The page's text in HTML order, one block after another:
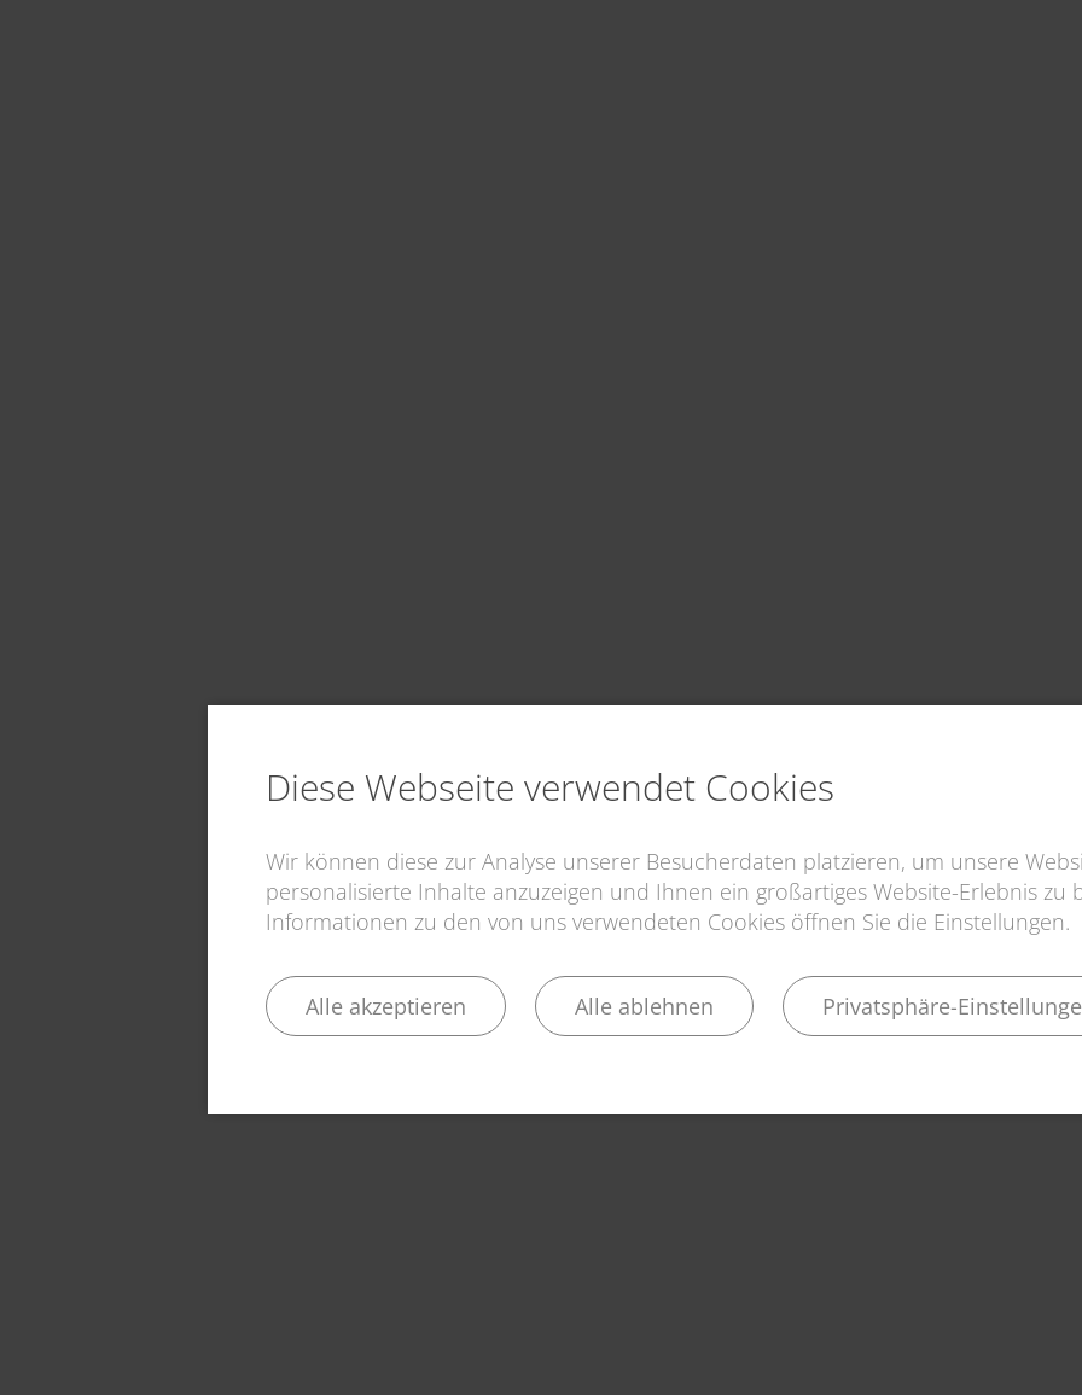
Diese Webseite verwendet Cookies
Wir können diese zur Analyse unserer Besucherdaten platzieren, um unsere
personalisierte Inhalte anzuzeigen und Ihnen ein großartiges Website-Erlebnis zu
Informationen zu den von uns verwendeten Cookies öffnen Sie die Einstellungen.
Alle akzeptieren Alle ablehnen Privatsphäre-